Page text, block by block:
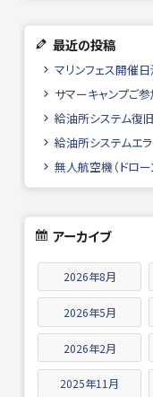
最近の投稿
マリンフェス開催日
サマーキャンプご参
給油所システム復
給油所システムエ
無人航空機（ドロ
アーカイブ
2026年8月
2026年5月
2026年2月
2025年11月